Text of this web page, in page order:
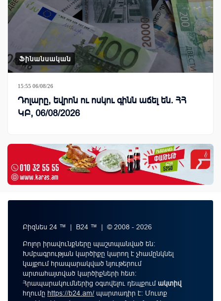
Ֆինանսական
15:55 06/08/26
Դոլարը, եվրոն ու ոսկու գինն աճել են. ՀՀ
ԿԲ, 06/08/2026
Բիզնես 24 ™ | B24 ™ | © 2008 - 2026
Բոլոր իրավունքները պաշտպանված են:
Խմբագրության կարծիքը կարող է չհամընկնել
կայքում հրապարակված նյութերում
արտահայտված կարծիքների հետ:
Հրապարակումներից օգտվելու դեպքումակտիվ
հղումը https://b24.am/ պարտադիր է: Մուտք